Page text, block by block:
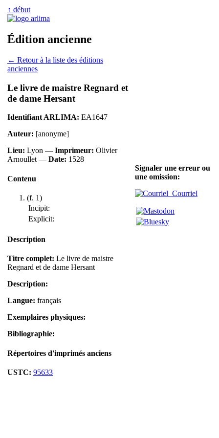
↑ début
Édition ancienne
← Retour à la liste des éditions
anciennes
Le livre de maistre Regnard et
de dame Hersant
Identifiant ARLIMA: EA1647
Auteur: [anonyme]
Lieu: Lyon — Imprimeur: Olivier
Arnoullet — Date: 1528
Contenu
(f. 1)
Incipit:
Explicit:
Description
Titre complet: Le livre de maistre
Regnard et de dame Hersant
Description:
Langue: français
Exemplaires physiques:
Bibliographie:
Répertoires d'imprimés anciens
USTC: 95633
Signaler une erreur ou
une omission:
Courriel